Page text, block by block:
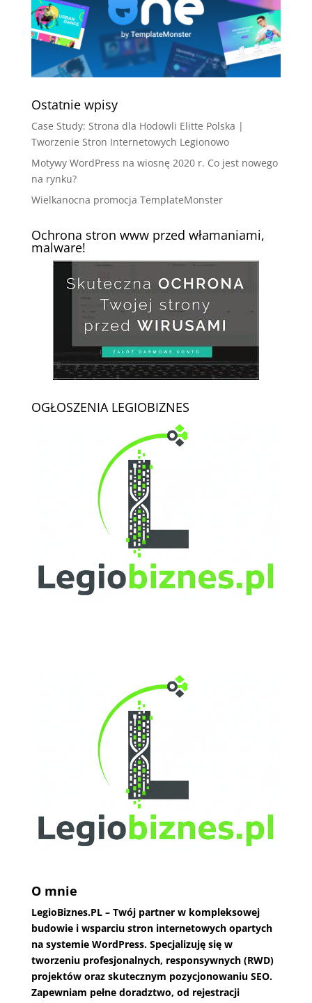
Ostatnie wpisy
Case Study: Strona dla Hodowli Elitte Polska |
Tworzenie Stron Internetowych Legionowo
Motywy WordPress na wiosnę 2020 r. Co jest nowego
na rynku?
Wielkanocna promocja TemplateMonster
Ochrona stron www przed włamaniami,
malware!
OGŁOSZENIA LEGIOBIZNES
O mnie
LegioBiznes.PL– Twój partner w kompleksowej
budowie i wsparciu stron internetowych opartych
na systemie WordPress. Specjalizuję się w
tworzeniu profesjonalnych, responsywnych (RWD)
projektów oraz skutecznym pozycjonowaniu SEO.
Zapewniam pełne doradztwo, od rejestracji